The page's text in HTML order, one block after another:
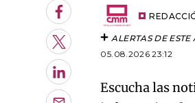
Facebook
Twitter
LinkedIn
ALERTAS DE ESTE
05.08.2026 23:12
Escucha las